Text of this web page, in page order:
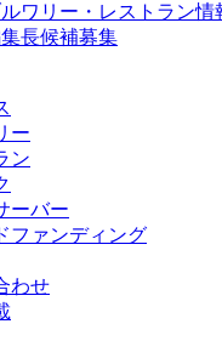
ワリー・レストラン情
長候補募集
ー
ン
ーバー
ファンディング
わせ